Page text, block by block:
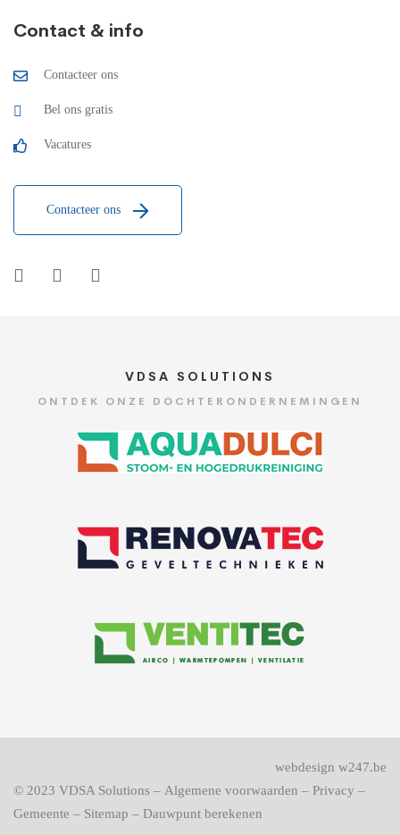
Contact & info
Contacteer ons
Bel ons gratis
Vacatures
Contacteer ons
VDSA SOLUTIONS
ONTDEK ONZE DOCHTERONDERNEMINGEN
© 2023 VDSA Solutions – Algemene voorwaarden – Privacy –
Gemeente – Sitemap – Dauwpunt berekenen
webdesign w247.be